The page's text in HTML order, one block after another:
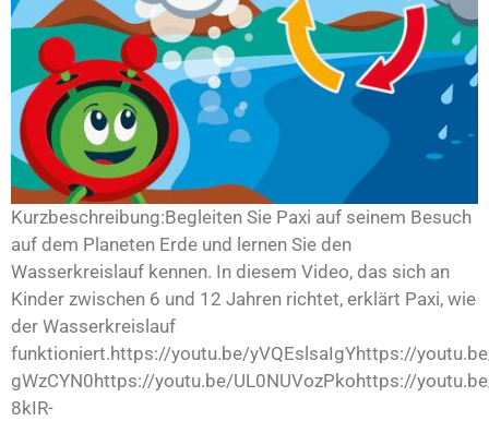
Kurzbeschreibung:Begleiten Sie Paxi auf seinem Besuch
auf dem Planeten Erde und lernen Sie den
Wasserkreislauf kennen. In diesem Video, das sich an
Kinder zwischen 6 und 12 Jahren richtet, erklärt Paxi, wie
der Wasserkreislauf
funktioniert.https://youtu.be/yVQEslsaIgYhttps://
gWzCYN0https://youtu.be/UL0NUVozPkohttps://
8kIR-